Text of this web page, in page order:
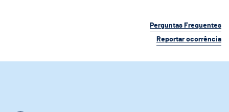
Perguntas Frequentes
Reportar ocorrência